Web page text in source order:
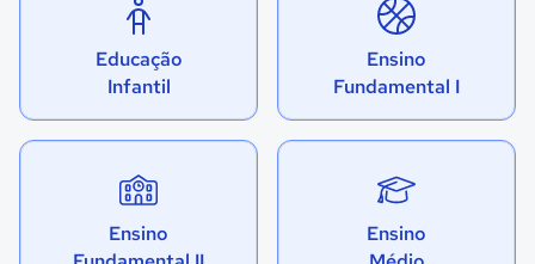
Educação
Infantil
Ensino
Fundamental I
Ensino
Ensino